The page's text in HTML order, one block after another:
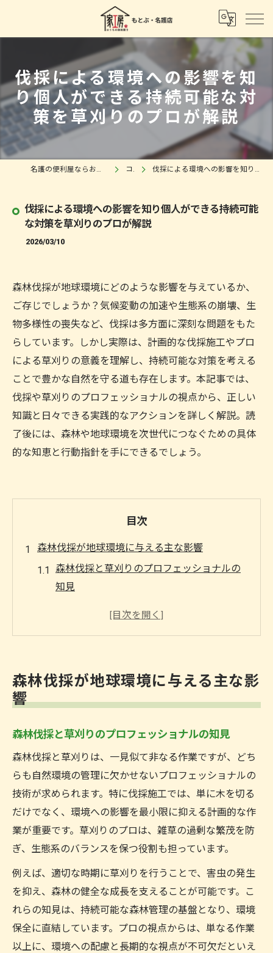
伐採による環境への影響を知
り個人ができる持続可能な対
策を草刈りのプロが解説
名護の便利屋ならおうちの御用聞き 家工房もとぶ・名護店 コラム 伐採による環境への影響を知り個人ができる持続可能な対策を草刈りのプロが解説
伐採による環境への影響を知り個人ができる持続可能
な対策を草刈りのプロが解説
2026/03/10
森林伐採が地球環境にどのような影響を与えているか、
ご存じでしょうか？気候変動の加速や生態系の崩壊、生
物多様性の喪失など、伐採は多方面に深刻な問題をもた
らしています。しかし実際は、計画的な伐採施工やプロ
による草刈りの意義を理解し、持続可能な対策を考える
ことで豊かな自然を守る道も存在します。本記事では、
伐採や草刈りのプロフェッショナルの視点から、正しい
知識と日々できる実践的なアクションを詳しく解説。読
了後には、森林や地球環境を次世代につなぐための具体
的な知恵と行動指針を手にできるでしょう。
目次
森林伐採が地球環境に与える主な影響
森林伐採と草刈りのプロフェッショナルの
知見
伐採施工が気候変動に及ぼす具体的影響を
森林伐採の影響と持続可能な対策の必要性
伐採施工と森林破壊による大気汚染の実態
草刈りのプロフェッショナルが語る持続可能な
持続可能な伐採で森林伐採対策を実現する
秘訣
草刈りのプロフェッショナルが教える環境
伐採施工と草刈りが支える森林保全のポイ
森林伐採 原因を踏まえたプロの対策事例
環境問題で深刻な森林伐採の現状とは
森林伐採が地球環境に与える主な影
響
森林伐採と草刈りのプロフェッショナルの知見
森林伐採と草刈りは、一見似て非なる作業ですが、どち
らも自然環境の管理に欠かせないプロフェッショナルの
技術が求められます。特に伐採施工では、単に木を切る
だけでなく、環境への影響を最小限に抑える計画的な作
業が重要です。草刈りのプロは、雑草の過剰な繁茂を防
ぎ、生態系のバランスを保つ役割も担っています。
例えば、適切な時期に草刈りを行うことで、害虫の発生
を抑え、森林の健全な成長を支えることが可能です。こ
れらの知見は、持続可能な森林管理の基盤となり、環境
保全に直結しています。プロの視点からは、単なる作業
以上に、環境への配慮と長期的な視点が不可欠だといえ